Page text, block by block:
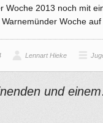
Woche 2013 noch mit
Woche
Lennart Hieke
und